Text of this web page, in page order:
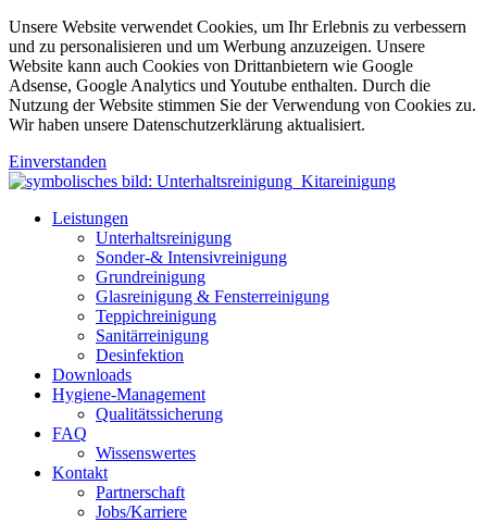
Unsere Website verwendet Cookies, um Ihr Erlebnis zu verbessern
und zu personalisieren und um Werbung anzuzeigen. Unsere
Website kann auch Cookies von Drittanbietern wie Google
Adsense, Google Analytics und Youtube enthalten. Durch die
Nutzung der Website stimmen Sie der Verwendung von Cookies zu.
Wir haben unsere Datenschutzerklärung aktualisiert.
Einverstanden
Leistungen
Unterhaltsreinigung
Sonder-& Intensivreinigung
Grundreinigung
Glasreinigung & Fensterreinigung
Teppichreinigung
Sanitärreinigung
Desinfektion
Downloads
Hygiene-Management
Qualitätssicherung
FAQ
Wissenswertes
Kontakt
Partnerschaft
Jobs/Karriere